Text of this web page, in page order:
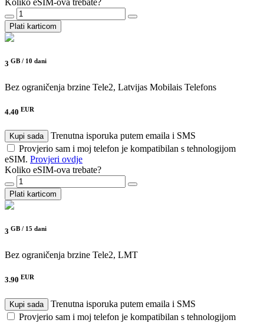
Plati karticom
3 GB / 10 dani
Bez ograničenja brzine Tele2, Latvijas Mobilais Telefons
4.40 EUR
Kupi sada
Trenutna isporuka putem emaila i SMS
Provjerio sam i moj telefon je kompatibilan s tehnologijom
eSIM. Provjeri ovdje
Koliko eSIM-ova trebate?
Plati karticom
3 GB / 15 dani
Bez ograničenja brzine Tele2, LMT
3.90 EUR
Kupi sada
Trenutna isporuka putem emaila i SMS
Provjerio sam i moj telefon je kompatibilan s tehnologijom